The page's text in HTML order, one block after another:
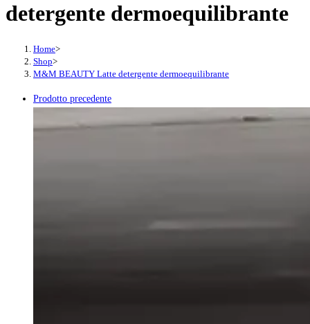
detergente dermoequilibrante
Home>
Shop>
M&M BEAUTY Latte detergente dermoequilibrante
Prodotto precedente